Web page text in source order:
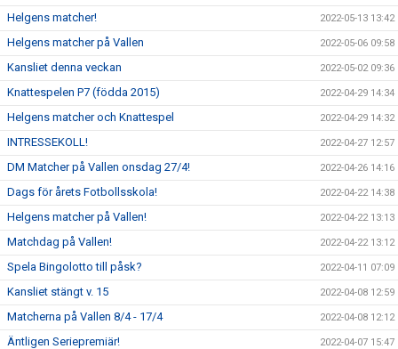
Helgens matcher! 2022-05-13 13:42
Helgens matcher på Vallen 2022-05-06 09:58
Kansliet denna veckan 2022-05-02 09:36
Knattespelen P7 (födda 2015) 2022-04-29 14:34
Helgens matcher och Knattespel 2022-04-29 14:32
INTRESSEKOLL! 2022-04-27 12:57
DM Matcher på Vallen onsdag 27/4! 2022-04-26 14:16
Dags för årets Fotbollsskola! 2022-04-22 14:38
Helgens matcher på Vallen! 2022-04-22 13:13
Matchdag på Vallen! 2022-04-22 13:12
Spela Bingolotto till påsk? 2022-04-11 07:09
Kansliet stängt v. 15 2022-04-08 12:59
Matcherna på Vallen 8/4 - 17/4 2022-04-08 12:12
Äntligen Seriepremiär! 2022-04-07 15:47